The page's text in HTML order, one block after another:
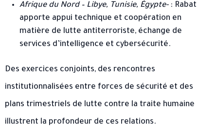
Afrique du Nord – Libye, Tunisie, Égypte-: Rabat
apporte appui technique et coopération en
matière de lutte antiterroriste, échange de
services d’intelligence et cybersécurité.
Des exercices conjoints, des rencontres
institutionnalisées entre forces de sécurité et des
plans trimestriels de lutte contre la traite humaine
illustrent la profondeur de ces relations.